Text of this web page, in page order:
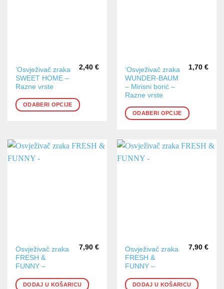
‘Osvježivač zraka
SWEET HOME –
Razne vrste
2,40 €
ODABERI OPCIJE
Ovaj
proizvod
ima
više
varijanti.
mogu
‘Osvježivač zraka
WUNDER-BAUM
– Mirisni borić –
Razne vrste
1,70 €
ODABERI OPCIJE
Ovaj
proizvod
ima
varijanti.
Opcije
mogu
Osvježivač zraka
FRESH &
FUNNY –
7,90 €
DODAJ U KOŠARICU
Osvježivač zraka
FRESH &
FUNNY –
7,90 €
DODAJ U KOŠARICU